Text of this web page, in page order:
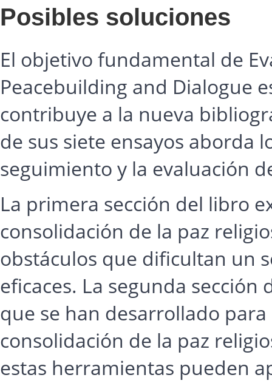
Posibles soluciones
El objetivo fundamental de
Peacebuilding and Dialogue
contribuye a la nueva
de sus siete ensayos aborda
seguimiento y la evaluación
La primera sección del libro
consolidación de la paz
obstáculos que dificultan un
eficaces. La segunda
que se han desarrollado
consolidación de la paz
estas herramientas pueden